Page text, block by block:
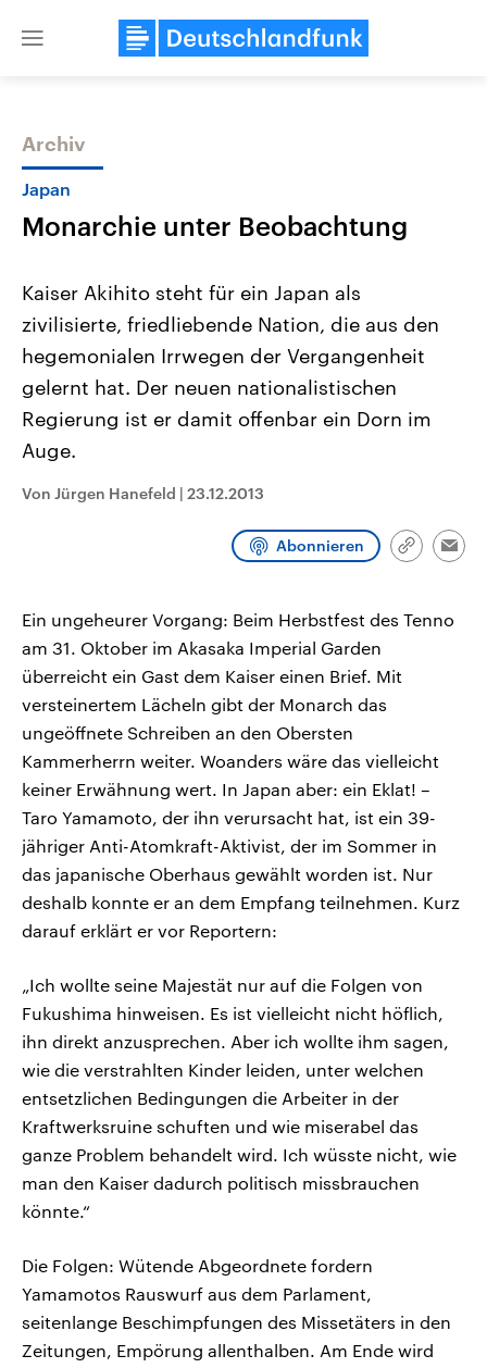
Close
Themen
Landtagswahl Sachsen-Anhalt
2026
Alle Informationen
Sachsen-Anhalt wählt am 6.
September 2026 einen neuen
Landtag. Seit 2021 wird das
Bundesland von einer Koalition aus
CDU, SPD und FDP regiert.-
Wahlprogramme, aktuelle Berichte
und Hintergründe zu den Parteien
USA
Aktuelle Beiträge,
Hintergründe
Wirtschaftlich und
Programm Podcasts
Archiv
Japan
Monarchie unter Beobachtung
Kaiser Akihito steht für ein Japan als
zivilisierte, friedliebende Nation, die aus den
hegemonialen Irrwegen der Vergangenheit
gelernt hat. Der neuen nationalistischen
Regierung ist er damit offenbar ein Dorn im
Auge.
Von Jürgen Hanefeld | 23.12.2013
Abonnieren
Link
Ein ungeheurer Vorgang: Beim Herbstfest des Tenno
am 31. Oktober im Akasaka Imperial Garden
überreicht ein Gast dem Kaiser einen Brief. Mit
versteinertem Lächeln gibt der Monarch das
ungeöffnete Schreiben an den Obersten
Kammerherrn weiter. Woanders wäre das vielleicht
keiner Erwähnung wert. In Japan aber: ein Eklat! –
Taro Yamamoto, der ihn verursacht hat, ist ein 39-
jähriger Anti-Atomkraft-Aktivist, der im Sommer in
das japanische Oberhaus gewählt worden ist. Nur
deshalb konnte er an dem Empfang teilnehmen. Kurz
darauf erklärt er vor Reportern:
„Ich wollte seine Majestät nur auf die Folgen von
Fukushima hinweisen. Es ist vielleicht nicht höflich,
ihn direkt anzusprechen. Aber ich wollte ihm sagen,
wie die verstrahlten Kinder leiden, unter welchen
entsetzlichen Bedingungen die Arbeiter in der
Kraftwerksruine schuften und wie miserabel das
ganze Problem behandelt wird. Ich wüsste nicht, wie
man den Kaiser dadurch politisch missbrauchen
könnte.“
Die Folgen: Wütende Abgeordnete fordern
Yamamotos Rauswurf aus dem Parlament,
seitenlange Beschimpfungen des Missetäters in den
Zeitungen, Empörung allenthalben. Am Ende wird